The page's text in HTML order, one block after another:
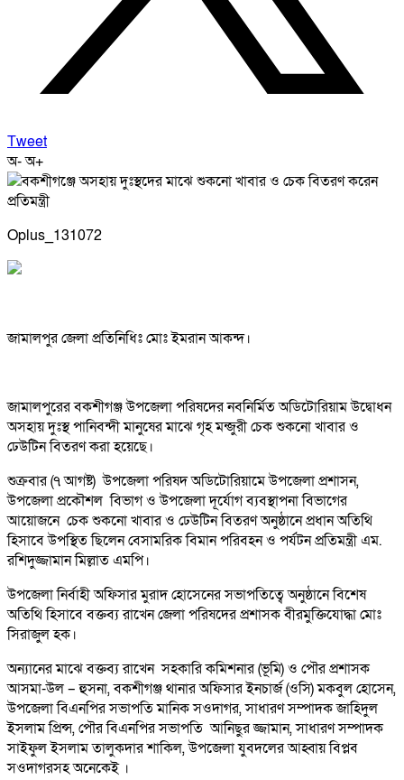
Tweet
অ-অ+
Oplus_131072
জামালপুর জেলা প্রতিনিধিঃ মোঃ ইমরান আকন্দ।
জামালপুরের বকশীগঞ্জ উপজেলা পরিষদের নবনির্মিত অডিটোরিয়াম উদ্বোধন
অসহায় দুঃস্থ পানিবন্দী মানুষের মাঝে গৃহ মন্জুরী চেক শুকনো খাবার ও
ঢেউটিন বিতরণ করা হয়েছে।
শুক্রবার (৭ আগষ্ট) উপজেলা পরিষদ অডিটোরিয়ামে উপজেলা প্রশাসন,
উপজেলা প্রকৌশল বিভাগ ও উপজেলা দূর্যোগ ব্যবস্থাপনা বিভাগের
আয়োজনে চেক শুকনো খাবার ও ঢেউটিন বিতরণ অনুষ্ঠানে প্রধান অতিথি
হিসাবে উপস্থিত ছিলেন বেসামরিক বিমান পরিবহন ও পর্যটন প্রতিমন্ত্রী এম.
রশিদুজ্জামান মিল্লাত এমপি।
উপজেলা নির্বাহী অফিসার মুরাদ হোসেনের সভাপতিত্বে অনুষ্ঠানে বিশেষ
অতিথি হিসাবে বক্তব্য রাখেন জেলা পরিষদের প্রশাসক বীরমুক্তিযোদ্ধা মোঃ
সিরাজুল হক।
অন্যানের মাঝে বক্তব্য রাখেন সহকারি কমিশনার (ভূমি) ও পৌর প্রশাসক
আসমা-উল – হুসনা, বকশীগঞ্জ থানার অফিসার ইনচার্জ (ওসি) মকবুল হোসেন,
উপজেলা বিএনপির সভাপতি মানিক সওদাগর, সাধারণ সম্পাদক জাহিদুল
ইসলাম প্রিন্স, পৌর বিএনপির সভাপতি আনিছুর জ্জামান, সাধারণ সম্পাদক
সাইফুল ইসলাম তালুকদার শাকিল, উপজেলা যুবদলের আহ্বায় বিপ্লব
সওদাগরসহ অনেকেই ।